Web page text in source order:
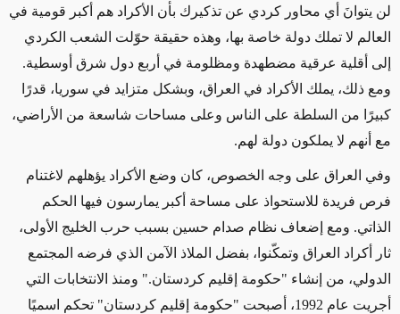
لن يتوانَ أي محاور كردي عن تذكيرك بأن الأكراد هم أكبر قومية في
العالم لا تملك دولة خاصة بها، وهذه حقيقة حوّلت الشعب الكردي
إلى أقلية عرقية مضطهدة ومظلومة في أربع دول شرق أوسطية.
ومع ذلك، يملك الأكراد في العراق، وبشكل متزايد في سوريا، قدرًا
كبيرًا من السلطة على الناس وعلى مساحات شاسعة من الأراضي،
مع أنهم لا يملكون دولة لهم.
وفي العراق على وجه الخصوص، كان وضع الأكراد يؤهلهم لاغتنام
فرص فريدة للاستحواذ على مساحة أكبر يمارسون فيها الحكم
الذاتي. ومع إضعاف نظام صدام حسين بسبب حرب الخليج الأولى،
ثار أكراد العراق وتمكّنوا، بفضل الملاذ الآمن الذي فرضه المجتمع
الدولي، من إنشاء "حكومة إقليم كردستان." ومنذ الانتخابات التي
أجريت عام 1992، أصبحت "حكومة إقليم كردستان" تحكم اسميًا